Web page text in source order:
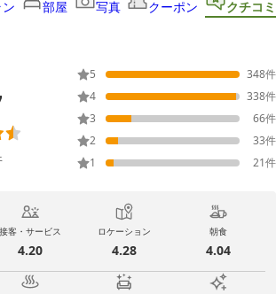
部屋 写真 クーポン クチコミ
5 348件
4
338件
3
66件
2
33件
1
21件
接客・サービス
4.20
ロケーション
4.28
朝食
4.04